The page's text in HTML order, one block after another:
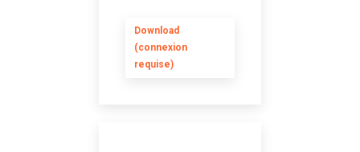
Download
(connexion
requise)